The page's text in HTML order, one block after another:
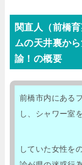
関直人（前橋
ムの天井裏か
諭！の概要
前橋市内にある
し、シャワー室
していた女性を